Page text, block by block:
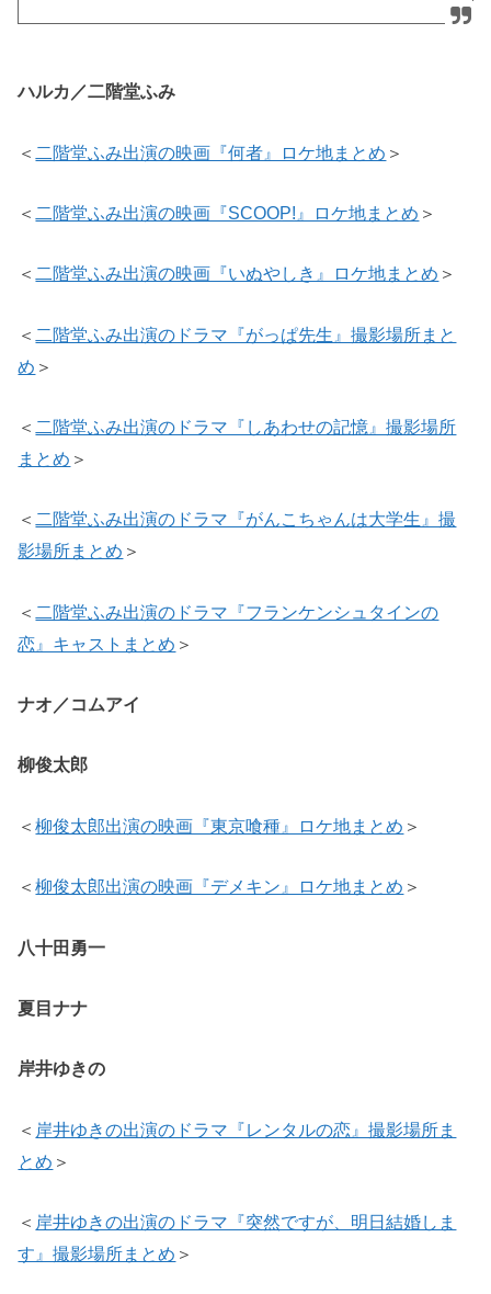
ハルカ／二階堂ふみ
＜ 二階堂ふみ出演の映画『何者』ロケ地まとめ ＞
＜ 二階堂ふみ出演の映画『SCOOP!』ロケ地まとめ ＞
＜ 二階堂ふみ出演の映画『いぬやしき』ロケ地まとめ ＞
＜ 二階堂ふみ出演のドラマ『がっぱ先生』撮影場所まと
め ＞
＜ 二階堂ふみ出演のドラマ『しあわせの記憶』撮影場所
まとめ ＞
＜二階堂ふみ出演のドラマ『がんこちゃんは大学生』撮
影場所まとめ ＞
＜ 二階堂ふみ出演のドラマ『フランケンシュタインの
恋』キャストまとめ ＞
ナオ／コムアイ
柳俊太郎
＜柳俊太郎出演の映画『東京喰種』ロケ地まとめ ＞
＜柳俊太郎出演の映画『デメキン』ロケ地まとめ ＞
八十田勇一
夏目ナナ
岸井ゆきの
＜ 岸井ゆきの出演のドラマ『レンタルの恋』撮影場所ま
とめ ＞
＜ 岸井ゆきの出演のドラマ『突然ですが、明日結婚しま
す』撮影場所まとめ ＞